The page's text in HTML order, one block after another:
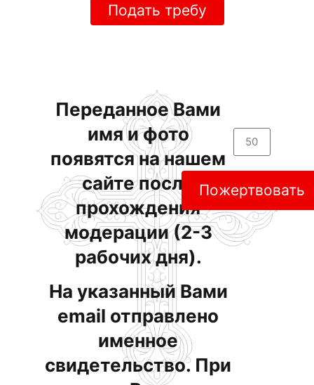
Подать требу
Переданное Вами
имя и фото
появятся на нашем
сайте после
прохождения
модерации (2-3
рабочих дня).
На указанный Вами
email отправлено
именное
свидетельство. При
Пожертвовать